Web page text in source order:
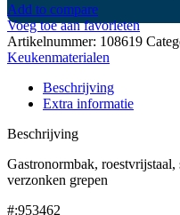
Add to compare
Voeg toe aan favorieten
Artikelnummer: 108619
Keukenmaterialen
Beschrijving
Extra informatie
Beschrijving
Gastronormbak,
verzonken grepen
#:953462